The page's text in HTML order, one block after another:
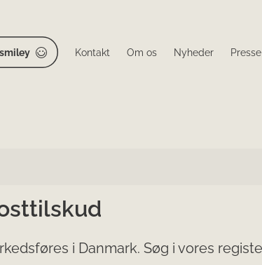
Kontakt Om os Nyheder Presse
i Danmark. Søg i vores